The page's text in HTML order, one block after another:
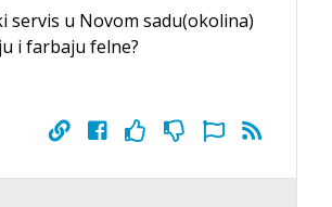
servis u Novom sadu(okolina)
i farbaju felne?